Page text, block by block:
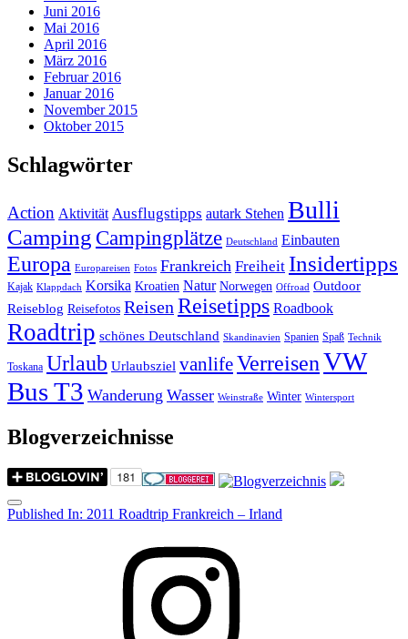
Juni 2016
Mai 2016
April 2016
März 2016
Februar 2016
Januar 2016
November 2015
Oktober 2015
Schlagwörter
Action Aktivität Ausflugstipps autark Stehen Bulli
Camping Campingplätze Deutschland Einbauten
Europa Europareisen Fotos Frankreich Freiheit Insidertipps
Kajak Klappdach Korsika Kroatien Natur Norwegen Offroad Outdoor
Reiseblog Reisefotos ReisenReisetipps Roadbook
Roadtrip schönes Deutschland Skandinavien Spanien Spaß Technik
Toskana Urlaub Urlaubsziel vanlifeVerreisenVW
Bus T3 Wanderung Wasser Weinstraße Winter Wintersport
Blogverzeichnisse
Menu
Post
Published In: 2011 Roadtrip Frankreich – Irland